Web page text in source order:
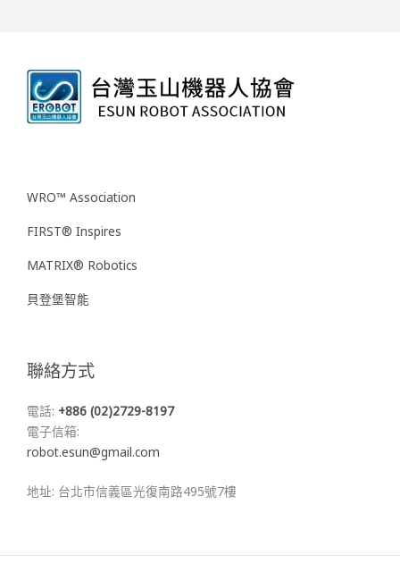
WRO™ Association
FIRST® Inspires
MATRIX® Robotics
貝登堡智能
聯絡方式
電話: +886 (02)2729-8197
電子信箱:
robot.esun@gmail.com
地址: 台北市信義區光復南路495號7樓